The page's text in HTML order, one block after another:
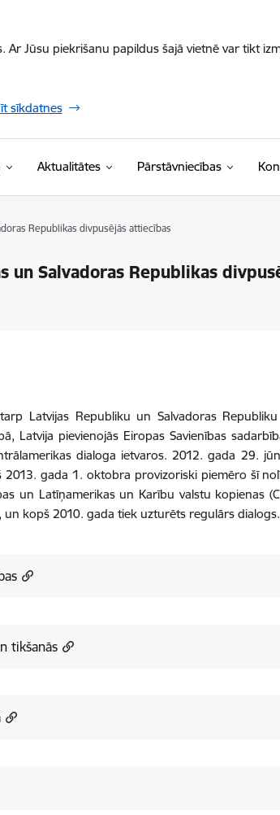
Jūsu piekrišanu papildus šajā vietnē var tikt
sīkdatnes
Aktualitātes Pārstāvniecības
Republikas divpusējās attiecības
un Salvadoras Republikas
Latvijas Republiku un Salvadoras
Latvija pievienojās Eiropas Savienības
dialoga ietvaros. 2012. gada 29.
2013. gada 1. oktobra provizoriski piemēro šī
un Latīņamerikas un Karību valstu kopienas
un kopš 2010. gada tiek uzturēts regulārs dialogs.
tikšanās